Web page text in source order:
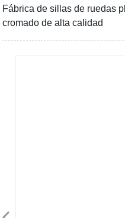
Fábrica de sillas de ruedas
cromado de alta calidad